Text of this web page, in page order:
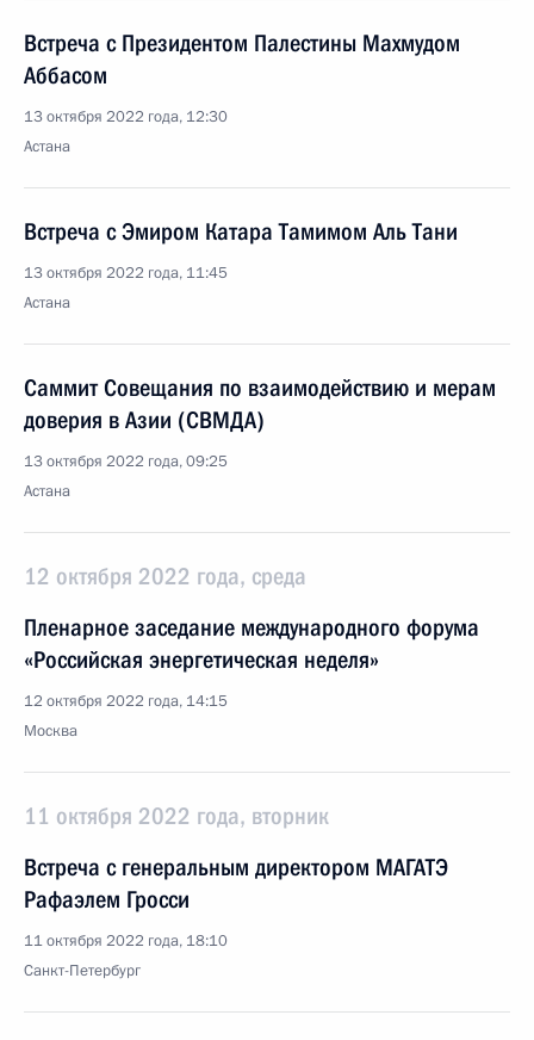
Встреча с Президентом Палестины Махмудом
Аббасом
13 октября 2022 года, 12:30
Астана
Встреча с Эмиром Катара Тамимом Аль Тани
13 октября 2022 года, 11:45
Астана
Саммит Совещания по взаимодействию и мерам
доверия в Азии (СВМДА)
13 октября 2022 года, 09:25
Астана
12 октября 2022 года, среда
Пленарное заседание международного форума
«Российская энергетическая неделя»
12 октября 2022 года, 14:15
Москва
11 октября 2022 года, вторник
Встреча с генеральным директором МАГАТЭ
Рафаэлем Гросси
11 октября 2022 года, 18:10
Санкт-Петербург